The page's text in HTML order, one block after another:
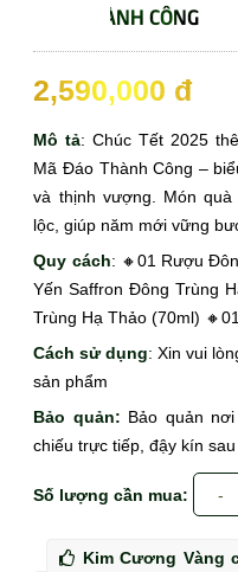
ĐÁO THÀNH CÔNG
2,590,000 đ
Mô tả: Chúc Tết 2025
Mã Đáo Thành Công –
và thịnh vượng. Món
lộc, giúp năm mới vững
Quy cách: 🔸01 Rượu
Yến Saffron Đông Trùng
Trùng Hạ Thảo (70ml)
Cách sử dụng: Xin vui
sản phẩm
Bảo quản: Bảo quản
chiếu trực tiếp, đậy kín
Số lượng cần mua: -
Kim Cương Vàng